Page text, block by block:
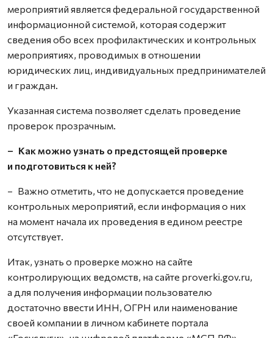
мероприятий является федеральной государственной
информационной системой, которая содержит
сведения обо всех профилактических и контрольных
мероприятиях, проводимых в отношении
юридических лиц, индивидуальных предпринимателей
и граждан.
Указанная система позволяет сделать проведение
проверок прозрачным.
– Как можно узнать о предстоящей проверке
и подготовиться к ней?
– Важно отметить, что не допускается проведение
контрольных мероприятий, если информация о них
на момент начала их проведения в едином реестре
отсутствует.
Итак, узнать о проверке можно на сайте
контролирующих ведомств, на сайте proverki.gov.ru,
а для получения информации пользователю
достаточно ввести ИНН, ОГРН или наименование
своей компании в личном кабинете портала